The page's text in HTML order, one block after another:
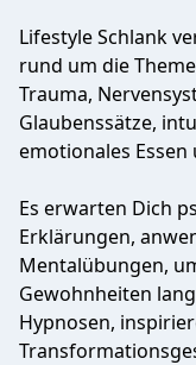
Lifestyle Schlank
rund um die
Trauma,
Glaubenssätze,
emotionales Essen
Es erwarten Dich
Erklärungen,
Mentalübungen,
Gewohnheiten
Hypnosen,